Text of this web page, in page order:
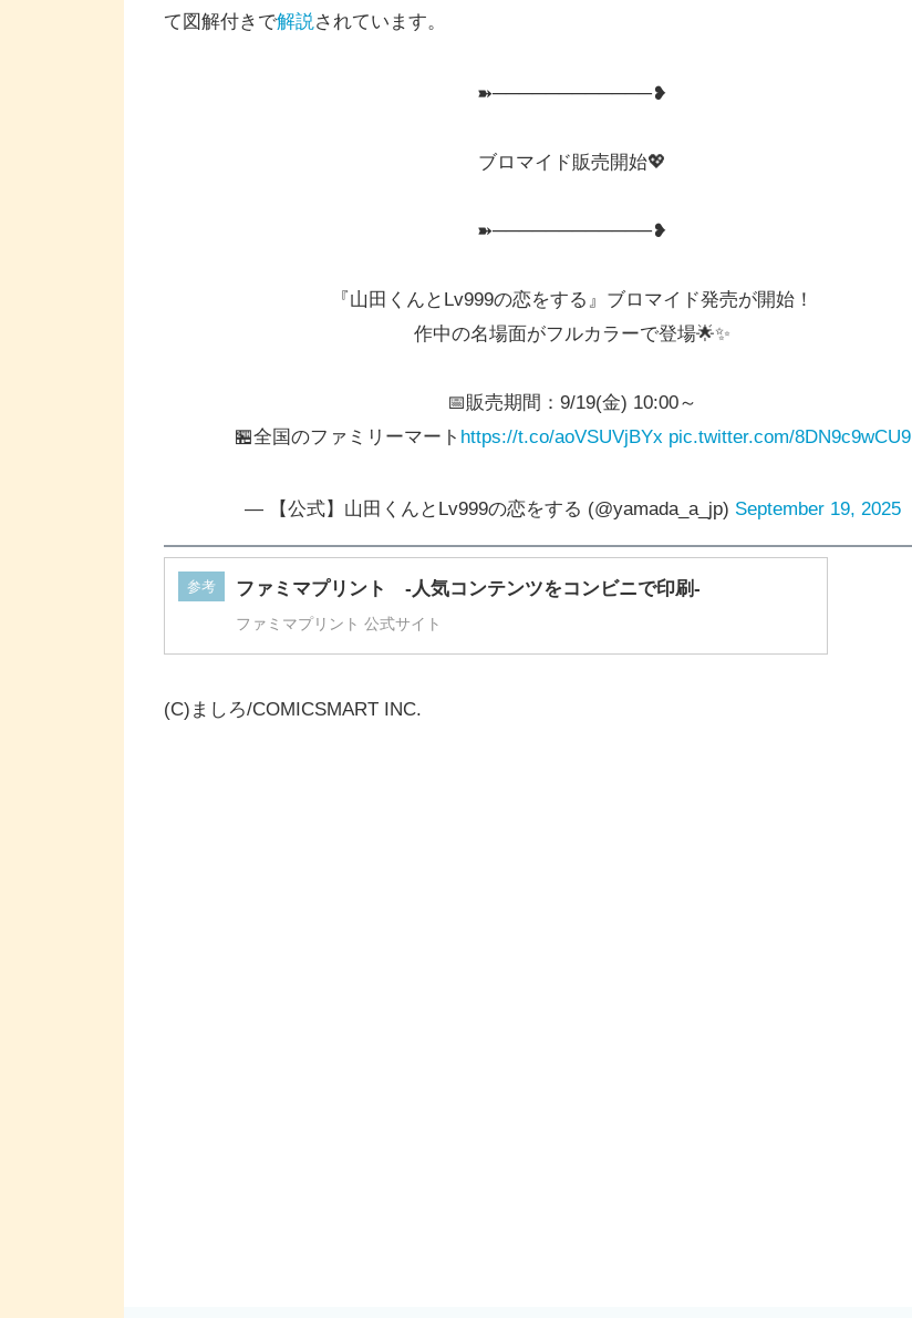
て図解付きで解説されています。
➽────────────❥
ブロマイド販売開始💖
➽────────────❥
『山田くんとLv999の恋をする』ブロマイド発売が開始！
作中の名場面がフルカラーで登場🌟✨️
📅販売期間：9/19(金) 10:00～
🏪全国のファミリーマート https://t.co/aoVSUVjBYx pic.twitter.com/8DN9c9wCU9
— 【公式】山田くんとLv999の恋をする (@yamada_a_jp) September 19, 2025
参考 ファミマプリント -人気コンテンツをコンビニで印刷-
ファミマプリント 公式サイト
(C)ましろ/COMICSMART INC.